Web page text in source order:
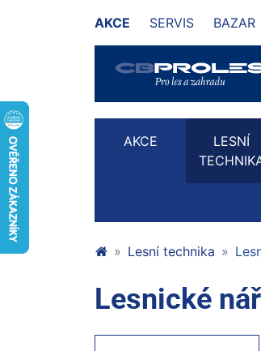
AKCE SERVIS BAZAR
AKCE
LESNÍ
Lesní technika
Lesnické